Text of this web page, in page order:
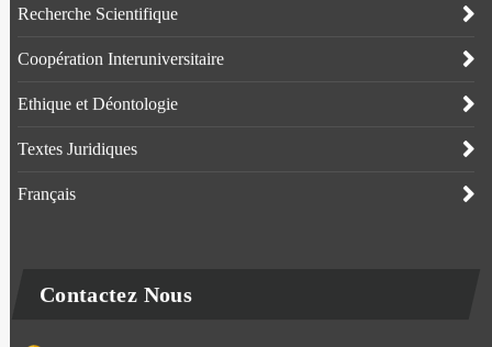
Recherche Scientifique
Coopération Interuniversitaire
Ethique et Déontologie
Textes Juridiques
Français
Contactez Nous